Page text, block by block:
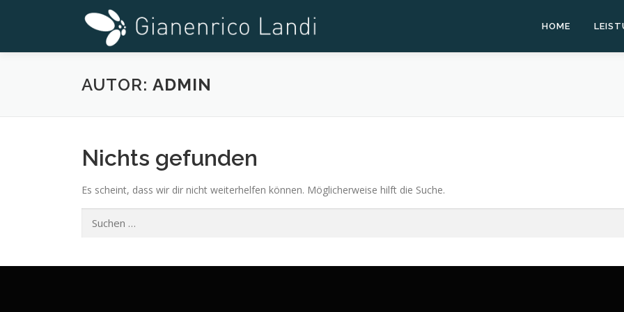
HOME
AUTOR: ADMIN
Nichts gefunden
Es scheint, dass wir dir nicht weiterhelfen können. Möglicherweise hilft die Suche.
nach: